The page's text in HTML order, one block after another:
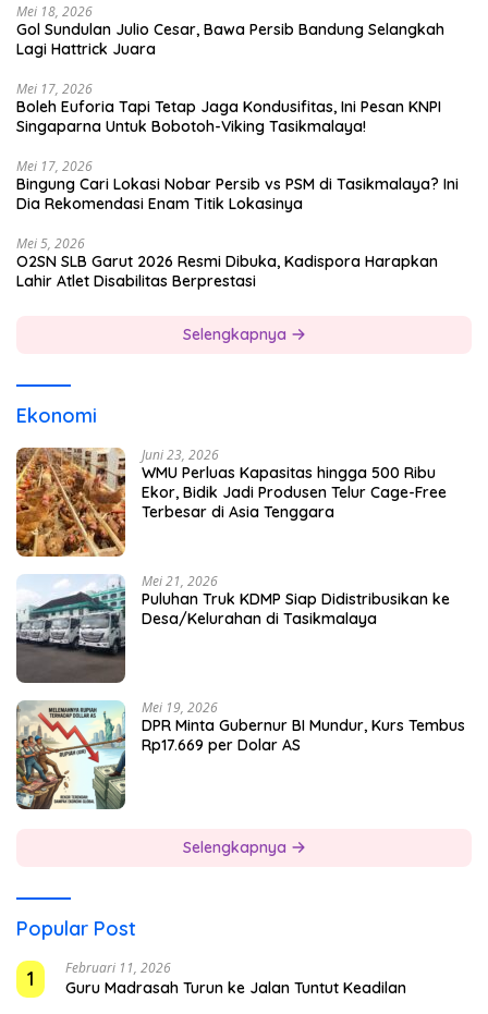
Mei 18, 2026
Gol Sundulan Julio Cesar, Bawa Persib Bandung Selangkah
Lagi Hattrick Juara
Mei 17, 2026
Boleh Euforia Tapi Tetap Jaga Kondusifitas, Ini Pesan KNPI
Singaparna Untuk Bobotoh-Viking Tasikmalaya!
Mei 17, 2026
Bingung Cari Lokasi Nobar Persib vs PSM di Tasikmalaya? Ini
Dia Rekomendasi Enam Titik Lokasinya
Mei 5, 2026
O2SN SLB Garut 2026 Resmi Dibuka, Kadispora Harapkan
Lahir Atlet Disabilitas Berprestasi
Selengkapnya
Ekonomi
Juni 23, 2026
WMU Perluas Kapasitas hingga 500 Ribu
Ekor, Bidik Jadi Produsen Telur Cage-Free
Terbesar di Asia Tenggara
Mei 21, 2026
Puluhan Truk KDMP Siap Didistribusikan ke
Desa/Kelurahan di Tasikmalaya
Mei 19, 2026
DPR Minta Gubernur BI Mundur, Kurs Tembus
Rp17.669 per Dolar AS
Selengkapnya
Popular Post
1
Februari 11, 2026
Guru Madrasah Turun ke Jalan Tuntut Keadilan